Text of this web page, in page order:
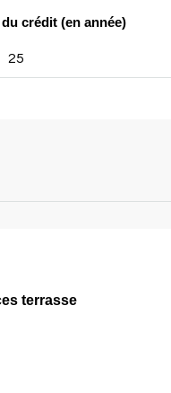
crédit (en année)
terrasse